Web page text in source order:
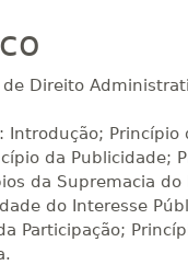
Visualizar
Visualizar
Direito
: Introdução; Princípio
da Publicidade;
da Supremacia
do Interesse
Participação;